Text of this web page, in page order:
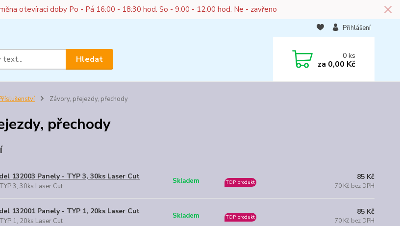
otevírací doby Po - Pá 16:00 - 18:30 hod. So - 9:00 - 12:00 hod. Ne - zavřeno
Přihlášení
Hledat 0ks
za 0,00 Kč
Závory, přejezdy, přechody
přechody
132003 Panely - TYP 3, 30ks Laser Cut
3, 30ks Laser Cut
Skladem TOP produkt
85 Kč
70 Kč bez DPH
132001 Panely - TYP 1, 20ks Laser Cut
1, 20ks Laser Cut
Skladem TOP produkt
85 Kč
70 Kč bez DPH